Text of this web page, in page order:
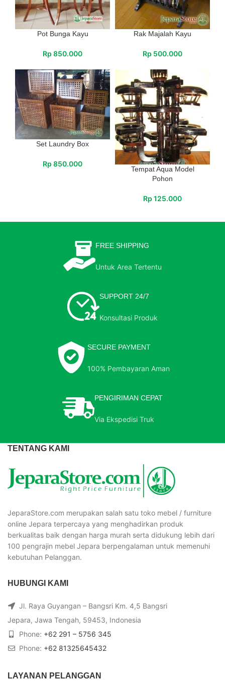
Pot Bunga Kayu
Rp 850.000
Rak Majalah Kayu
Rp 500.000
Set Laundry Box
Rp 850.000
Tempat Aqua Model
Pohon
Rp 125.000
FREE SHIPPING
Untuk Area Tertentu
SUPPORT 24/7
Konsultasi Produk
SECURE PAYMENT
100% Pembayaran Aman
PENGIRIMAN CEPAT
Via Ekspedisi Truk
TENTANG KAMI
JeparaStore.com merupakan salah satu toko mebel / furniture
online Jepara terpercaya yang menghadirkan produk
berkualitas baik dengan harga murah serta didukung lebih dari
100 pengrajin mebel Jepara berpengalaman untuk memenuhi
kebutuhan Pelanggan.
HUBUNGI KAMI
Jl. Raya Guyangan – Bangsri Km. 4,5 Bangsri
Jepara, Jawa Tengah, 59453, Indonesia
Phone: +62 291 – 5756 345
Phone: +62 81325645432
LAYANAN PELANGGAN